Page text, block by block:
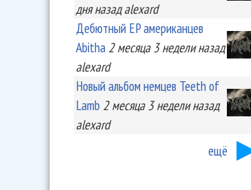
дняназад alexard
Дебютный EP американцев
Abitha 2 месяца 3 неделиназад
alexard
Новый альбом немцев Teeth of
Lamb 2 месяца 3 неделиназад
alexard
ещё